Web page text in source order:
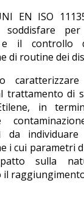
EN ISO
soddisfare
e il controllo
di routine dei
trattamento di
in
da
i cui parametri
sulla